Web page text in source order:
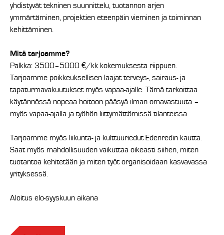
yhdistyvät tekninen suunnittelu, tuotannon arjen
ymmärtäminen, projektien eteenpäin vieminen ja toiminnan
kehittäminen.
Mitä tarjoamme?
Palkka: 3500–5000 €/kk kokemuksesta riippuen.
Tarjoamme poikkeuksellisen laajat terveys-, sairaus- ja
tapaturmavakuutukset myös vapaa-ajalle. Tämä tarkoittaa
käytännössä nopeaa hoitoon pääsyä ilman omavastuuta –
myös vapaa-ajalla ja työhön liittymättömissä tilanteissa.
Tarjoamme myös liikunta- ja kulttuuriedut Edenredin kautta.
Saat myös mahdollisuuden vaikuttaa oikeasti siihen, miten
tuotantoa kehitetään ja miten työt organisoidaan kasvavassa
yrityksessä.
Aloitus elo-syyskuun aikana